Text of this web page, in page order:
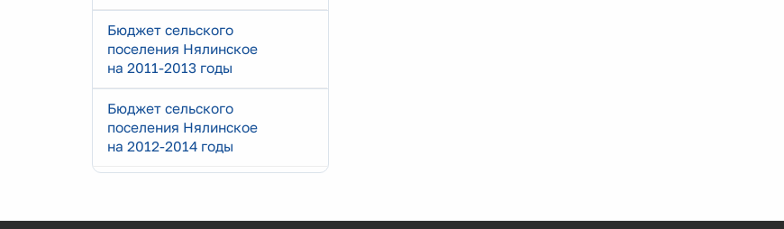
Бюджет сельского
поселения Нялинское
на 2011-2013 годы
Бюджет сельского
поселения Нялинское
на 2012-2014 годы